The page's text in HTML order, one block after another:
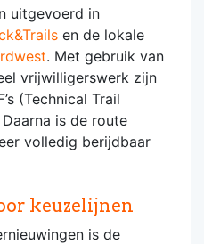
uitgevoerd in
en de lokale
. Met gebruik van
vrijwilligerswerk zijn
(Technical Trail
is de route
volledig berijdbaar
keuzelijnen
is de